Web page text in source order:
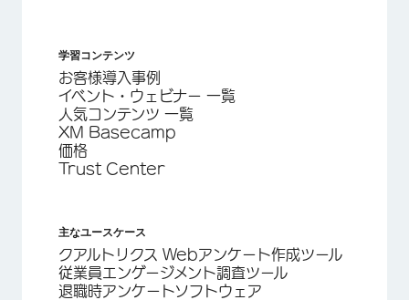
学習コンテンツ
お客様導入事例
イベント・ウェビナー 一覧
人気コンテンツ 一覧
XM Basecamp
価格
Trust Center
主なユースケース
クアルトリクス Webアンケート作成ツール
従業員エンゲージメント調査ツール
退職時アンケートソフトウェア